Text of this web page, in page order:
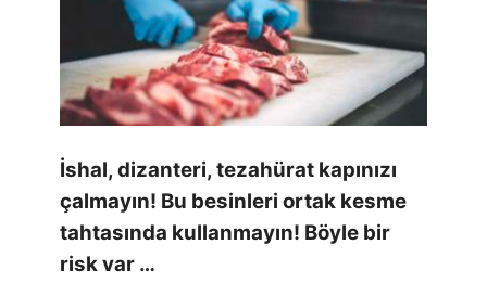
İshal, dizanteri, tezahürat kapınızı
çalmayın! Bu besinleri ortak kesme
tahtasında kullanmayın! Böyle bir
risk var …